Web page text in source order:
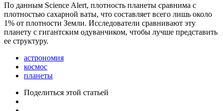
По данным Science Alert, плотность планеты сравнима с
плотностью сахарной ваты, что составляет всего лишь около
1% от плотности Земли. Исследователи сравнивают эту
планету с гигантским одуванчиком, чтобы лучше представить
ее структуру.
астрономия
космос
планеты
Поделиться этой статьей